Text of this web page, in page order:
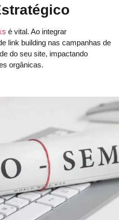
é vital. Ao integrar
link building nas campanhas de
do seu site, impactando
orgânicas.